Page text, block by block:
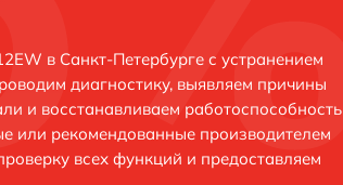
в Санкт-Петербурге с устранением
диагностику, выявляем причины
и восстанавливаем работоспособность
или рекомендованные производителем
всех функций и предоставляем